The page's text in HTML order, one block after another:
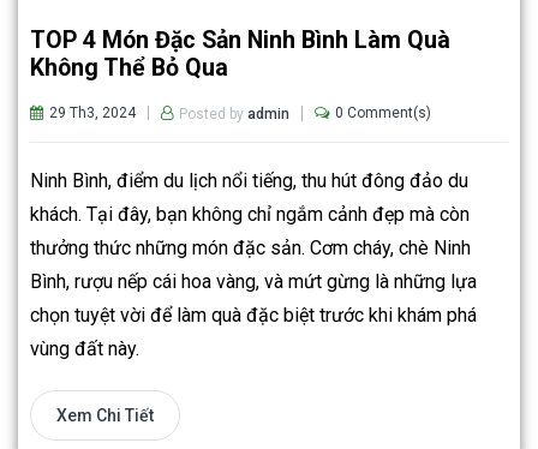
TOP 4 Món Đặc Sản Ninh Bình Làm Quà
Không Thể Bỏ Qua
29 Th3, 2024 Posted by admin 0 Comment(s)
Ninh Bình, điểm du lịch nổi tiếng, thu hút đông đảo du
khách. Tại đây, bạn không chỉ ngắm cảnh đẹp mà còn
thưởng thức những món đặc sản. Cơm cháy, chè Ninh
Bình, rượu nếp cái hoa vàng, và mứt gừng là những lựa
chọn tuyệt vời để làm quà đặc biệt trước khi khám phá
vùng đất này.
Xem Chi Tiết